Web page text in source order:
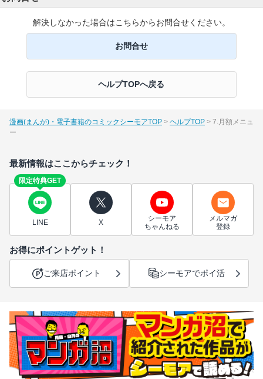
解決しなかった場合はこちらからお問合せください。
お問合せ
ヘルプTOPへ戻る
漫画(まんが)・電子書籍のコミックシーモアTOP ヘルプTOP
7.月額メニュ
ー
最新情報はここからチェック！
限定特典GET
LINE X
シーモア
ちゃんねる
メルマガ
登録
お得にポイントゲット！
ご来店ポイント シーモアでポイ活